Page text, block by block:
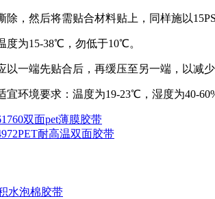
除，然后将需贴合材料贴上，同样施以
度为15-38℃，勿低于10℃。
以一端先贴合后，再缓压至另一端，以减
宜环境要求：温度为19-23℃，湿度为40-
双面pet薄膜胶带
耐高温双面胶带